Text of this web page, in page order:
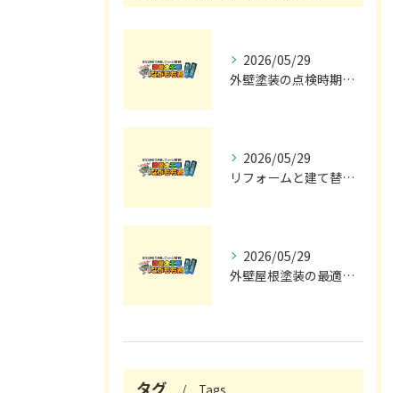
2026/05/29
外壁塗装の点検時期と施工の最適タイミング
2026/05/29
リフォームと建て替えの費用と注意点完全解説
2026/05/29
外壁屋根塗装の最適メンテナンス時期
タグ Tags